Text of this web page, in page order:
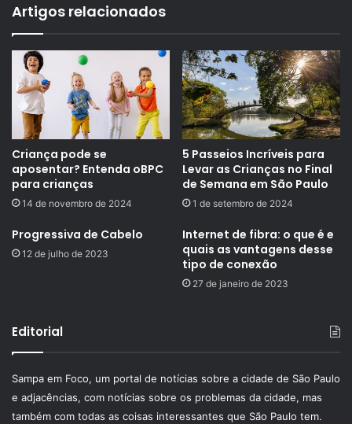
Artigos relacionados
Criança pode se
aposentar? Entenda oBPC
para crianças
14 de novembro de 2024
5 Passeios Incríveis para
Levar as Crianças no Final
de Semana em São Paulo
1 de setembro de 2024
Progressiva de Cabelo
12 de julho de 2023
Internet de fibra: o que é e
quais as vantagens desse
tipo de conexão
27 de janeiro de 2023
Editorial
Sampa em Foco, um portal de notícias sobre a cidade de São Paulo
e adjacências, com notícias sobre os problemas da cidade, mas
também com todas as coisas interessantes que São Paulo tem.